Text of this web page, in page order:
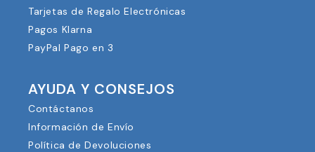
Tarjetas de Regalo Electrónicas
Pagos Klarna
PayPal Pago en 3
AYUDA Y CONSEJOS
Contáctanos
Información de Envío
Política de Devoluciones